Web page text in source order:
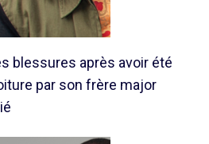
blessures après avoir été
par son frère major